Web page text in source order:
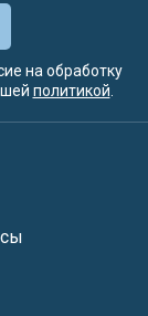
на обработку
политикой